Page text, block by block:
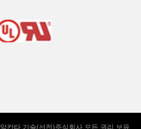
알칸타 기술(선전)주식회사모든 권리 보유.